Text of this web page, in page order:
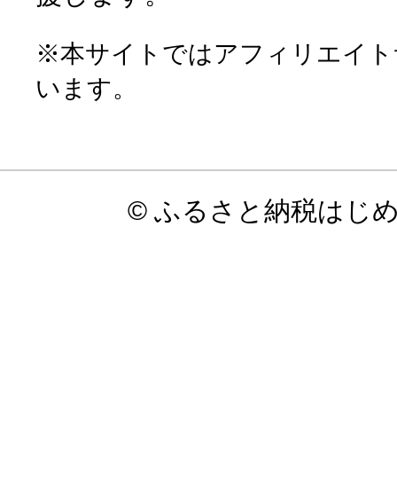
※本サイトではアフィリエイ
います。
© ふるさと納税はじ